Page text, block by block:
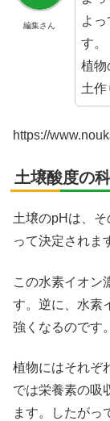
編集さん
よ
す。
植物
土作
https://
土壌酸度の
土壌のpHは、
って決定されま
この水素イオン
す。逆に、水素
強くなるのです。
植物にはそれぞ
では栄養素の吸
ます。したがっ